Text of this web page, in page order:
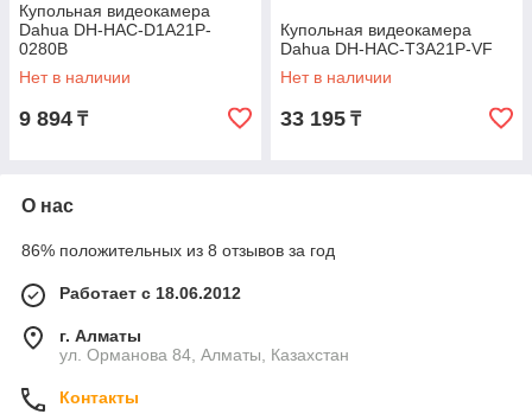
Купольная видеокамера
Dahua DH-HAC-D1A21P-
0280B
Нет в наличии
9 894 ₸
Купольная видеокамера
Dahua DH-HAC-T3A21P-VF
Нет в наличии
33 195 ₸
О нас
86% положительных из 8 отзывов за год
Работает с 18.06.2012
г. Алматы
ул. Орманова 84, Алматы, Казахстан
Контакты